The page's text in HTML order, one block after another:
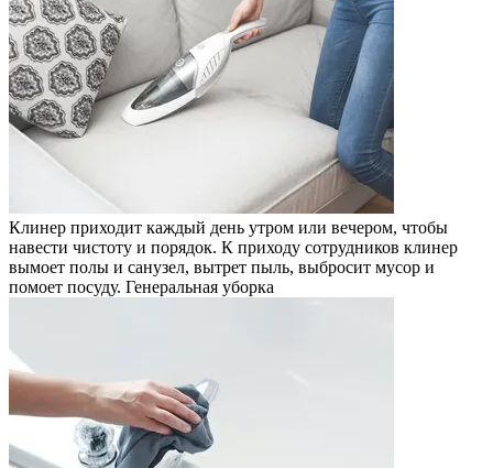
Клинер приходит каждый день утром или вечером, чтобы
навести чистоту и порядок. К приходу сотрудников клинер
вымоет полы и санузел, вытрет пыль, выбросит мусор и
помоет посуду. Генеральная уборка